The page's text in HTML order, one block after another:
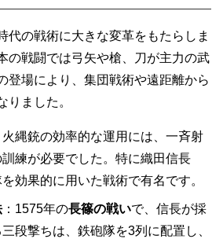
代の戦術に大きな変革をもたらしま
の戦闘では弓矢や槍、刀が主力の武
登場により、集団戦術や遠距離から
りました。
火縄銃の効率的な運用には、一斉射
練が必要でした。特に織田信長
効果的に用いた戦術で有名です。
：1575年の長篠の戦いで、信長が採
段撃ちは、鉄砲隊を3列に配置し、